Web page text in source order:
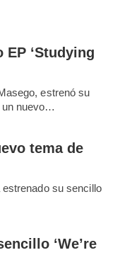
‘Studying
estrenó su
un nuevo…
tema de
su sencillo
‘We’re